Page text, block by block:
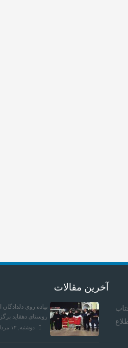
آخرین مقالات
پیاده روی
روستای دهقاید
دوشنبه, ۱۲ مرداد ۱۴۰۵